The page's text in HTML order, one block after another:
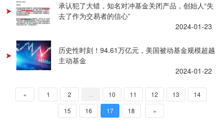
承认犯了大错，知名对冲基金关闭产品，创始人“失
去了作为交易者的信心”
2024-01-23
历史性时刻！94.61万亿元，美国被动基金规模超越
主动基金
2024-01-22
« 1 2 10 11 12 13
14
15
16 17 18 »